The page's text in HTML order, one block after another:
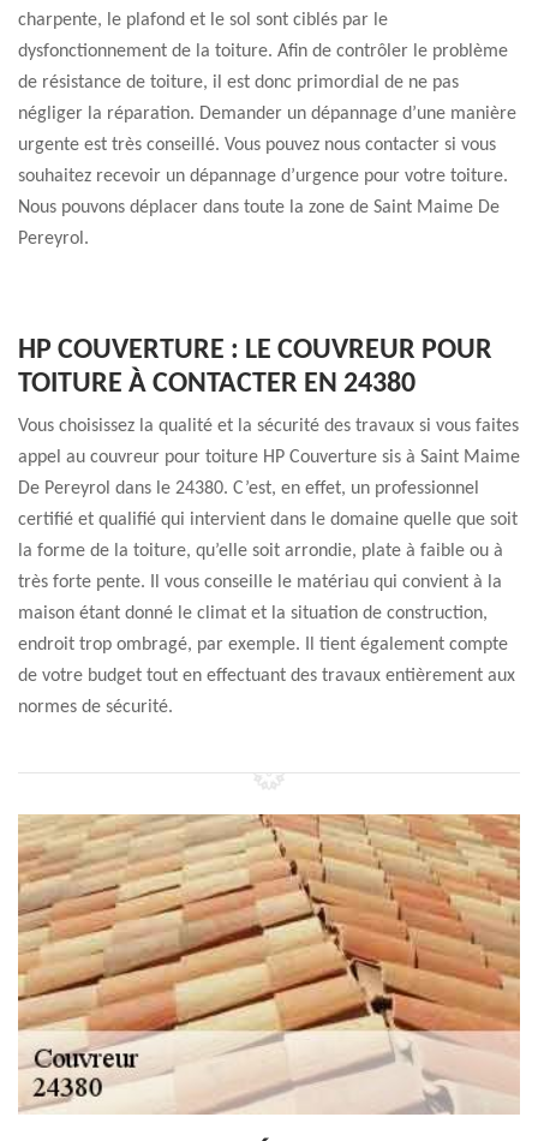
charpente, le plafond et le sol sont ciblés par le
dysfonctionnement de la toiture. Afin de contrôler le problème
de résistance de toiture, il est donc primordial de ne pas
négliger la réparation. Demander un dépannage d’une manière
urgente est très conseillé. Vous pouvez nous contacter si vous
souhaitez recevoir un dépannage d’urgence pour votre toiture.
Nous pouvons déplacer dans toute la zone de Saint Maime De
Pereyrol.
HP COUVERTURE : LE COUVREUR POUR
TOITURE À CONTACTER EN 24380
Vous choisissez la qualité et la sécurité des travaux si vous faites
appel au couvreur pour toiture HP Couverture sis à Saint Maime
De Pereyrol dans le 24380. C’est, en effet, un professionnel
certifié et qualifié qui intervient dans le domaine quelle que soit
la forme de la toiture, qu’elle soit arrondie, plate à faible ou à
très forte pente. Il vous conseille le matériau qui convient à la
maison étant donné le climat et la situation de construction,
endroit trop ombragé, par exemple. Il tient également compte
de votre budget tout en effectuant des travaux entièrement aux
normes de sécurité.